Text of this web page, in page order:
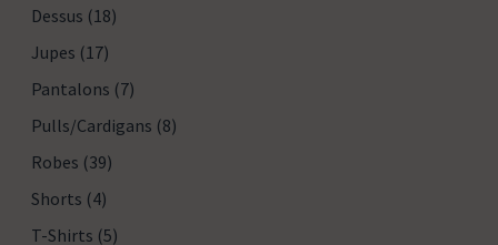
Dessus (18)
Jupes (17)
Pantalons (7)
Pulls/cardigans (8)
Robes (39)
Shorts (4)
T-Shirts (5)